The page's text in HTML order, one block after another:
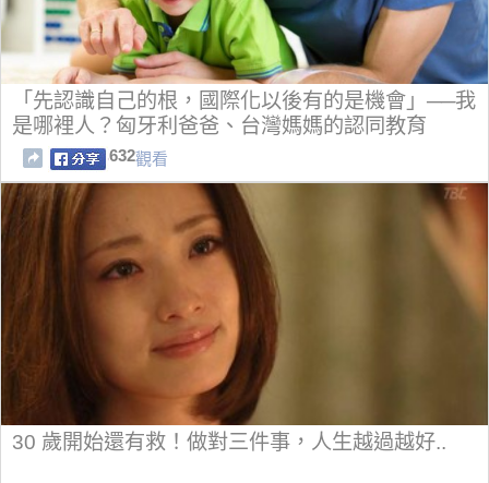
「先認識自己的根，國際化以後有的是機會」──我
是哪裡人？匈牙利爸爸、台灣媽媽的認同教育
632觀看
30 歲開始還有救！做對三件事，人生越過越好..